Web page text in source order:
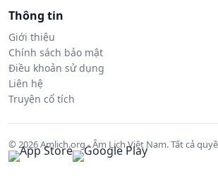
Thông tin
Giới thiệu
Chính sách bảo mật
Điều khoản sử dụng
Liên hệ
Truyện cổ tích
© 2026 Amlich.org - Âm Lịch Việt Nam. Tất cả